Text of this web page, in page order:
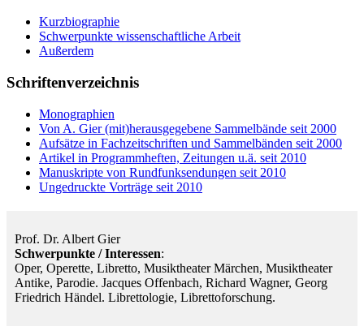
Kurzbiographie
Schwerpunkte wissenschaftliche Arbeit
Außerdem
Schriftenverzeichnis
Monographien
Von A. Gier (mit)herausgegebene Sammelbände seit 2000
Aufsätze in Fachzeitschriften und Sammelbänden seit 2000
Artikel in Programmheften, Zeitungen u.ä. seit 2010
Manuskripte von Rundfunksendungen seit 2010
Ungedruckte Vorträge seit 2010
Prof. Dr. Albert Gier
Schwerpunkte / Interessen:
Oper, Operette, Libretto, Musiktheater Märchen, Musiktheater
Antike, Parodie. Jacques Offenbach, Richard Wagner, Georg
Friedrich Händel. Librettologie, Librettoforschung.